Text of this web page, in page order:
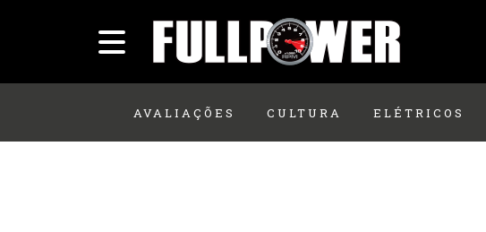
AVALIAÇÕES CULTURA ELÉTRICOS